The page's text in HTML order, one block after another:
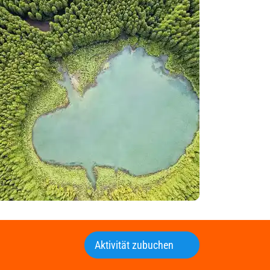
Aktivität zubuchen